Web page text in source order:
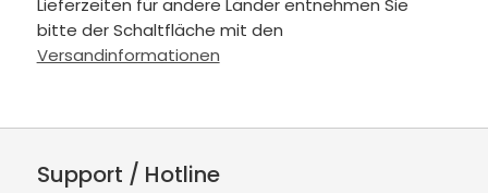
Lieferzeiten für andere Länder entnehmen Sie
bitte der Schaltfläche mit den
Versandinformationen
Support / Hotline